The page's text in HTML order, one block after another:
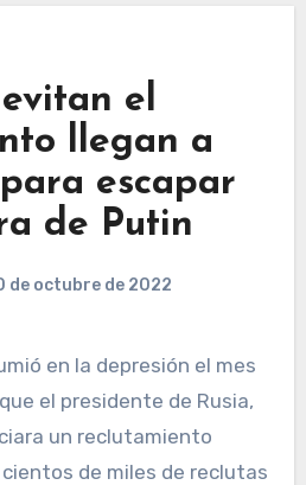
el
llegan a
escapar
de Putin
de octubre de 2022
el presidente de Rusia,
un reclutamiento
de miles de reclutas